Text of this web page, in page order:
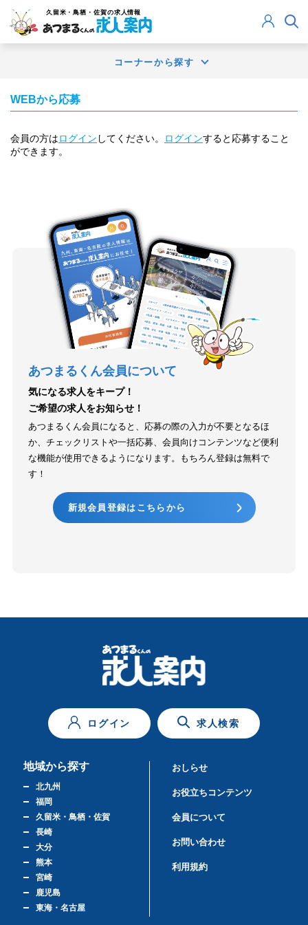
久留米・鳥栖・佐賀の求人情報
コーナーから探す
WEBから応募
会員の方はログイン してください。 ログインすると応募すること
ができます。
あつまるくん会員について
気になる求人をキープ！
ご希望の求人をお知らせ！
あつまるくん会員になると、応募の際の入力が不要となるほ
か、チェックリストや一括応募、会員向けコンテンツなど便利
な機能が使用できるようになります。もちろん登録は無料で
す！
新規会員登録はこちらから
ログイン 求人検索
地域から探す
北九州
福岡
久留米・鳥栖・佐賀
長崎
大分
熊本
宮崎
鹿児島
東海・名古屋
おしらせ
お役立ちコンテンツ
会員について
お問い合わせ
利用規約